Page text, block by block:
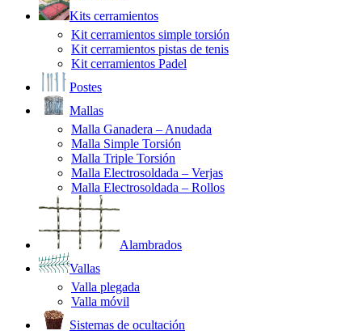
Kits cerramientos
Kit cerramientos simple torsión
Kit cerramientos pistas de tenis
Kit cerramientos Padel
Postes
Mallas
Malla Ganadera – Anudada
Malla Simple Torsión
Malla Triple Torsión
Malla Electrosoldada – Verjas
Malla Electrosoldada – Rollos
Alambrados
Vallas
Valla plegada
Valla móvil
Sistemas de ocultación